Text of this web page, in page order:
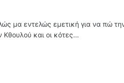
μα εντελώς εμετική για να πώ
και οι κότες...